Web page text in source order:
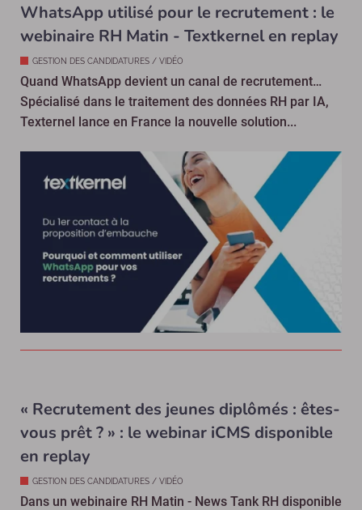
WhatsApp utilisé pour le recrutement : le
webinaire RH Matin - Textkernel en replay
GESTION DES CANDIDATURES / VIDÉO
Quand WhatsApp devient un canal de recrutement…
Spécialisé dans le traitement des données RH par IA,
Texternel lance en France la nouvelle solution...
« Recrutement des jeunes diplômés : êtes-
vous prêt ? » : le webinar iCMS disponible
en replay
GESTION DES CANDIDATURES / VIDÉO
Dans un webinaire RH Matin - News Tank RH disponible